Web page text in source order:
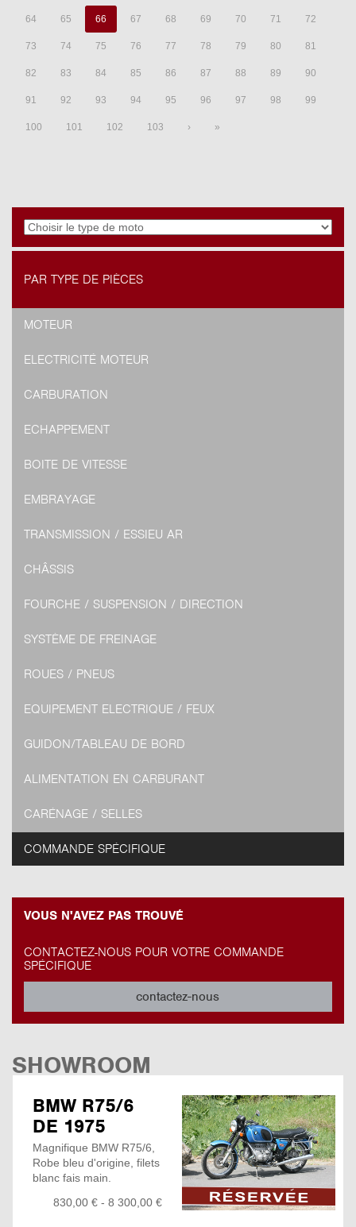
64 65 66 67 68 69 70 71 72
73 74 75 76 77 78 79 80 81
82 83 84 85 86 87 88 89 90
91 92 93 94 95 96 97 98 99
100 101 102 103 › »
PAR TYPE DE PIÈCES
MOTEUR
ELECTRICITÉ MOTEUR
CARBURATION
ECHAPPEMENT
BOITE DE VITESSE
EMBRAYAGE
TRANSMISSION / ESSIEU AR
CHÂSSIS
FOURCHE / SUSPENSION / DIRECTION
SYSTÈME DE FREINAGE
ROUES / PNEUS
EQUIPEMENT ELECTRIQUE / FEUX
GUIDON/TABLEAU DE BORD
ALIMENTATION EN CARBURANT
CARÉNAGE / SELLES
COMMANDE SPÉCIFIQUE
VOUS N'AVEZ PAS TROUVÉ
CONTACTEZ-NOUS POUR VOTRE COMMANDE
SPÉCIFIQUE
contactez-nous
SHOWROOM
BMW R75/6
DE 1975
Magnifique BMW R75/6,
Robe bleu d'origine, filets
blanc fais main.
BMW Motorrad à
830,00 € - 8 300,00 €